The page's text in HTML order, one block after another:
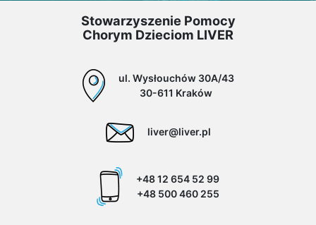
Stowarzyszenie Pomocy
Chorym Dzieciom LIVER
ul. Wysłouchów 30A/43
30-611 Kraków
liver@liver.pl
+48 12 654 52 99
+48 500 460 255